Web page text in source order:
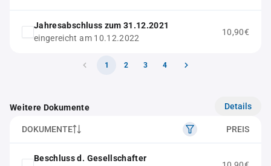
Jahresabschluss zum 31.12.2021
eingereicht am 10.12.2022
10,90€
1 2 3 4
Weitere Dokumente Details
DOKUMENTE PREIS
Beschluss d. Gesellschafter